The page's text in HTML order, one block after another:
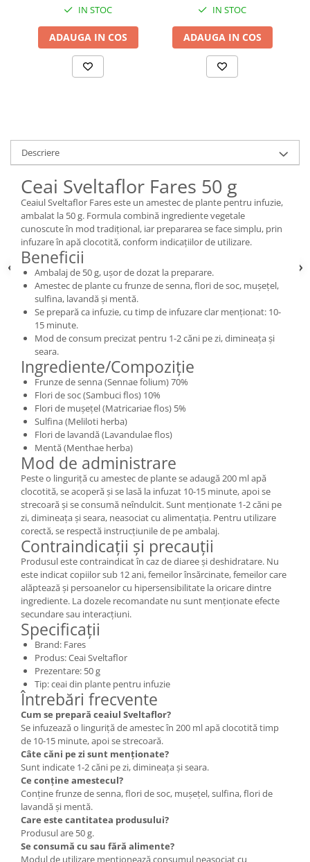
IN STOC
ADAUGA IN COS
IN STOC
ADAUGA IN COS
Descriere
Ceai Sveltaflor Fares 50 g
Ceaiul Sveltaflor Fares este un amestec de plante pentru infuzie,
ambalat la 50 g. Formula combină ingrediente vegetale
cunoscute în mod tradițional, iar prepararea se face simplu, prin
infuzare în apă clocotită, conform indicațiilor de utilizare.
Beneficii
Ambalaj de 50 g, ușor de dozat la preparare.
Amestec de plante cu frunze de senna, flori de soc, mușețel,
sulfina, lavandă și mentă.
Se prepară ca infuzie, cu timp de infuzare clar menționat: 10-
15 minute.
Mod de consum precizat pentru 1-2 căni pe zi, dimineața și
seara.
Ingrediente/Compoziție
Frunze de senna (Sennae folium) 70%
Flori de soc (Sambuci flos) 10%
Flori de mușețel (Matricariae flos) 5%
Sulfina (Meliloti herba)
Flori de lavandă (Lavandulae flos)
Mentă (Menthae herba)
Mod de administrare
Peste o linguriță cu amestec de plante se adaugă 200 ml apă
clocotită, se acoperă și se lasă la infuzat 10-15 minute, apoi se
strecoară și se consumă neîndulcit. Sunt menționate 1-2 căni pe
zi, dimineața și seara, neasociat cu alimentația. Pentru utilizare
corectă, se respectă instrucțiunile de pe ambalaj.
Contraindicații și precauții
Produsul este contraindicat în caz de diaree și deshidratare. Nu
este indicat copiilor sub 12 ani, femeilor însărcinate, femeilor care
alăptează și persoanelor cu hipersensibilitate la oricare dintre
ingrediente. La dozele recomandate nu sunt menționate efecte
secundare sau interacțiuni.
Specificații
Brand: Fares
Produs: Ceai Sveltaflor
Prezentare: 50 g
Tip: ceai din plante pentru infuzie
Întrebări frecvente
Cum se prepară ceaiul Sveltaflor?
Se infuzează o linguriță de amestec în 200 ml apă clocotită timp
de 10-15 minute, apoi se strecoară.
Câte căni pe zi sunt menționate?
Sunt indicate 1-2 căni pe zi, dimineața și seara.
Ce conține amestecul?
Conține frunze de senna, flori de soc, mușețel, sulfina, flori de
lavandă și mentă.
Care este cantitatea produsului?
Produsul are 50 g.
Se consumă cu sau fără alimente?
Modul de utilizare menționează consumul neasociat cu